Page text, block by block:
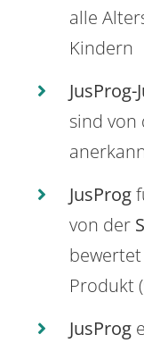
alle
Kindern
sind von
JusProg
von der
Produkt
JusProg